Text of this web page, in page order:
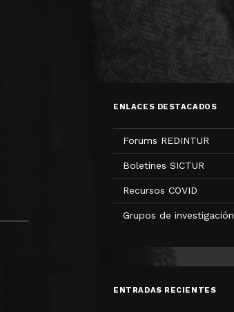
ENLACES DESTACADOS
Forums REDINTUR
Boletines SICTUR
Recursos COVID
Grupos de investigación
ENTRADAS RECIENTES